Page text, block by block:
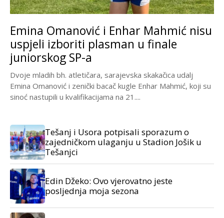
Emina Omanović i Enhar Mahmić nisu
uspjeli izboriti plasman u finale
juniorskog SP-a
Dvoje mladih bh. atletičara, sarajevska skakačica udalj
Emina Omanović i zenički bacač kugle Enhar Mahmić, koji su
sinoć nastupili u kvalifikacijama na 21....
Tešanj i Usora potpisali sporazum o
zajedničkom ulaganju u Stadion Jošik u
Tešanjci
Edin Džeko: Ovo vjerovatno jeste
posljednja moja sezona